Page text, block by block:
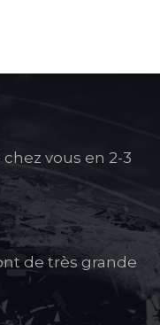
vous en 2-3
de très grande